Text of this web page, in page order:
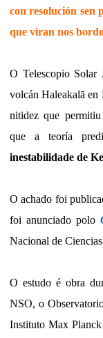
con resolución sen
que viran nos
O Telescopio Solar
volcán Haleakalā en
nitidez que
que a teoría
inestabilidade de
O achado foi
foi anunciado polo
Nacional de
O estudo é obra
NSO, o
Instituto Max